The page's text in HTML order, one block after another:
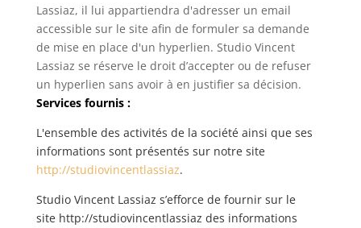
Lassiaz, il lui appartiendra d'adresser un email
accessible sur le site afin de formuler sa demande
de mise en place d'un hyperlien. Studio Vincent
Lassiaz se réserve le droit d’accepter ou de refuser
un hyperlien sans avoir à en justifier sa décision.
Services fournis :
L'ensemble des activités de la société ainsi que ses
informations sont présentés sur notre site
http://studiovincentlassiaz.
Studio Vincent Lassiaz s’efforce de fournir sur le
site http://studiovincentlassiaz des informations